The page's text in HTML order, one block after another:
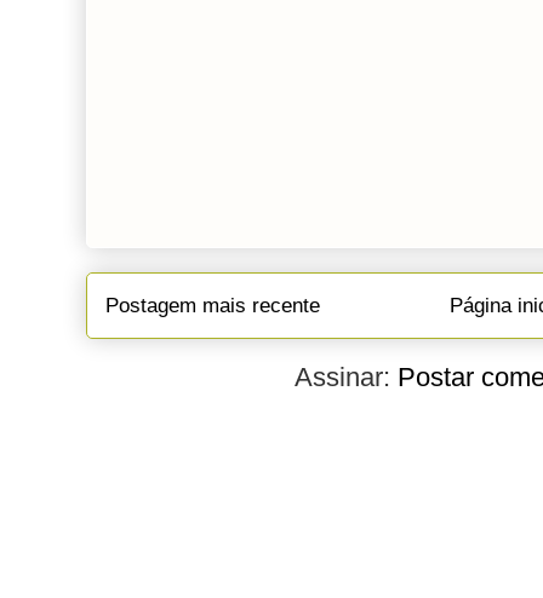
Postagem mais recente Página
Assinar: Postar